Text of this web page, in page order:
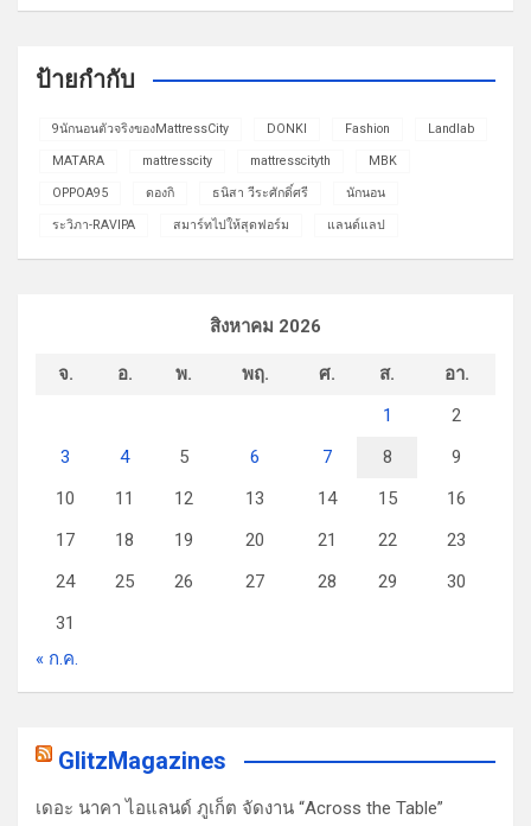
ป้ายกำกับ
9นักนอนตัวจริงของMattressCity DONKI Fashion Landlab
MATARA mattresscity mattresscityth MBK
OPPOA95 ดองกิ ธนิสา วีระศักดิ์ศรี นักนอน
ระวิภา-RAVIPA สมาร์ทไปให้สุดฟอร์ม แลนด์แลป
สิงหาคม 2026
จ. อ. พ. พฤ. ศ. ส.
อา.
1
2
3
4 5 6 7 8
9
10
11 12 13 14 15
16
17
18 19 20 21 22
23
24
25 26 27 28 29
30
31
« ก.ค.
GlitzMagazines
เดอะ นาคา ไอแลนด์ ภูเก็ต จัดงาน “Across the Table”